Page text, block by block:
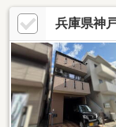
積率共にオーバーし
に含まれません。
兵庫県神